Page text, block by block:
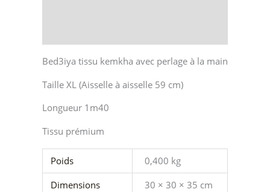
Bed3iya tissu kemkha avec perlage à la main
Taille XL (Aisselle à aisselle 59 cm)
Longueur 1m40
Tissu prémium
Poids
0,400 kg
Dimensions
30 × 30 × 35 cm